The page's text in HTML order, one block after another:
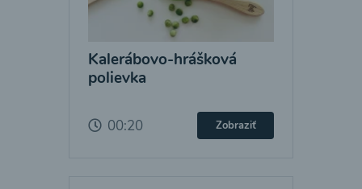
Kalerábovo-hrášková
polievka
00:20 Zobraziť